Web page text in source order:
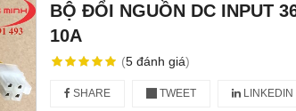
BỘ ĐỔI NGUỒN DC INPUT
10A
(5 đánh giá)
SHARE TWEET LINKEDIN